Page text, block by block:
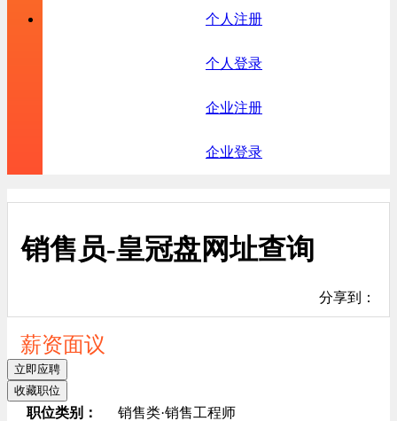
个人注册
个人登录
企业注册
企业登录
销售员-皇冠盘网址查询
分享到：
薪资面议
立即应聘
收藏职位
职位类别：
销售类·销售工程师